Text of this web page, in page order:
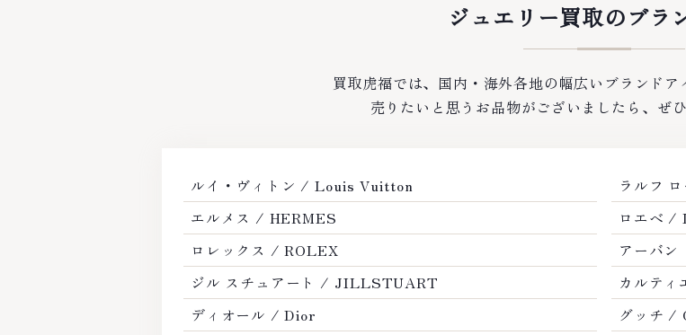
ジュエリー買取のブラ
買取虎福では、国内・海外各地の幅広いブランドア
売りたいと思うお品物がございましたら、ぜ
ルイ・ヴィトン / Louis Vuitton
エルメス / HERMES
ロレックス / ROLEX
ジル スチュアート / JILLSTUART
ディオール / Dior
ラルフ
ロエベ /
アーバ
カルテ
グッチ /